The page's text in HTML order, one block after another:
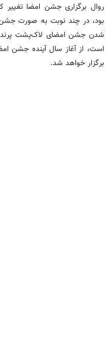
روال برگزاری جشن امضا
بود، در چند نوبت به صورت
شدن جشن امضای لاک‌پشت
است، از آغاز سال آینده جشن
برگزار خواهد شد.